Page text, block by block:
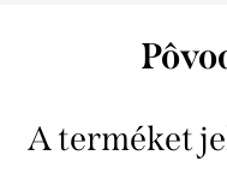
A terméket